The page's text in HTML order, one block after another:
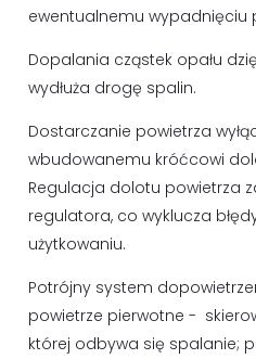
ewentualnemu wypadnięciu
Dopalania cząstek opału
wydłuża drogę spalin.
Dostarczanie powietrza
wbudowanemu króćcowi
Regulacja dolotu powietrza
regulatora, co wyklucza
użytkowaniu.
Potrójny system
powietrze pierwotne -
której odbywa się spalanie;